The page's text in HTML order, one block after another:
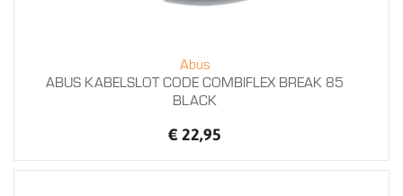
Abus
ABUS KABELSLOT CODE COMBIFLEX BREAK 85
BLACK
€ 22,95